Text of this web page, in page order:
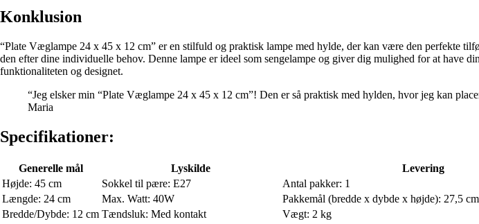
Konklusion
“Plate Væglampe 24 x 45 x 12 cm” er en stilfuld og praktisk lampe med hylde, der kan være den perfekte
den efter dine individuelle behov. Denne lampe er ideel som sengelampe og giver dig mulighed for at
funktionaliteten og designet.
“Jeg elsker min “Plate Væglampe 24 x 45 x 12 cm”! Den er så praktisk med hylden, hvor jeg kan
Maria
Specifikationer:
Generelle mål Lyskilde
Levering
Højde: 45 cm
Sokkel til pære: E27
Antal pakker: 1
Længde: 24 cm
Max. Watt: 40W
Pakkemål (bredde x dybde x højde): 27,5
Bredde/Dybde: 12 cm Tændsluk: Med kontakt
Vægt: 2 kg